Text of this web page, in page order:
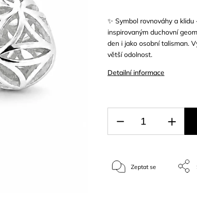
✨ Symbol rovnováhy a
inspirovaným duchovní
den i jako osobní talisman.
větší odolnost.
Detailní informace
Zeptat se